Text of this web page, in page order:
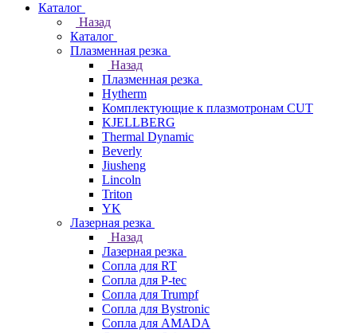
Каталог
Назад
Каталог
Плазменная резка
Назад
Плазменная резка
Hytherm
Комплектующие к плазмотронам CUT
KJELLBERG
Thermal Dynamic
Beverly
Jiusheng
Lincoln
Triton
YK
Лазерная резка
Назад
Лазерная резка
Сопла для RT
Сопла для P-tec
Сопла для Trumpf
Сопла для Bystronic
Сопла для AMADA